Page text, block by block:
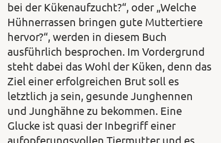
bei der Kükenaufzucht?“, oder „Welche
Hühnerrassen bringen gute Muttertiere
hervor?“, werden in diesem Buch
ausführlich besprochen. Im Vordergrund
steht dabei das Wohl der Küken, denn das
Ziel einer erfolgreichen Brut soll es
letztlich ja sein, gesunde Junghennen
und Junghähne zu bekommen. Eine
Glucke ist quasi der Inbegriff einer
aufopferungsvollen Tiermutter und es